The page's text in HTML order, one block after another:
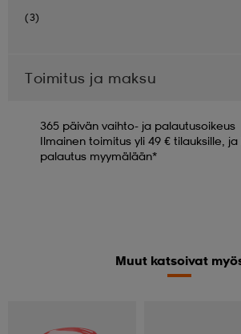
(3)
Toimitus ja maksu
365 päivän vaihto- ja palautusoikeus
Ilmainen toimitus yli 49 € tilauksille,
palautus myymälään*
Muut katsoivat